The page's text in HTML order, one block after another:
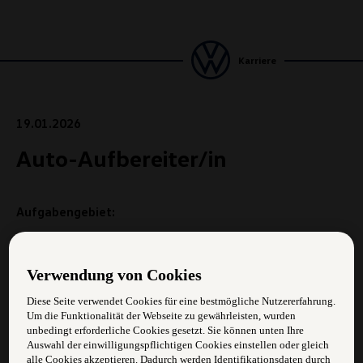
Karriere
19.01.2026
Auto-Aufbereiter/in
Aufgabengebiet:
Du führst Polierarbeiten durch
diverse Hilfsarbeiten und kleine Reparaturarbeiten
optische Endkontrolle des Fahrzeuges vor der
Verwendung von Cookies
Diese Seite verwendet Cookies für eine bestmögliche Nutzererfahrung.
Um die Funktionalität der Webseite zu gewährleisten, wurden
unbedingt erforderliche Cookies gesetzt. Sie können unten Ihre
Auswahl der einwilligungspflichtigen Cookies einstellen oder gleich
alle Cookies akzeptieren. Dadurch werden Identifikationsdaten durch